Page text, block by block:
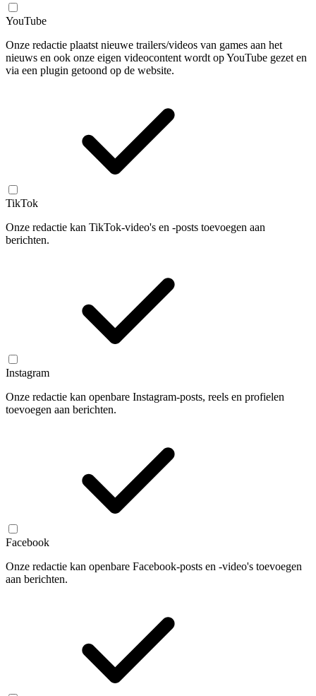
YouTube
Onze redactie plaatst nieuwe trailers/videos van games aan het
nieuws en ook onze eigen videocontent wordt op YouTube gezet en
via een plugin getoond op de website.
TikTok
Onze redactie kan TikTok-video's en -posts toevoegen aan
berichten.
Instagram
Onze redactie kan openbare Instagram-posts, reels en profielen
toevoegen aan berichten.
Facebook
Onze redactie kan openbare Facebook-posts en -video's toevoegen
aan berichten.